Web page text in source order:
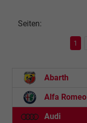
Seiten:
1
Abarth
Alfa Romeo
Audi